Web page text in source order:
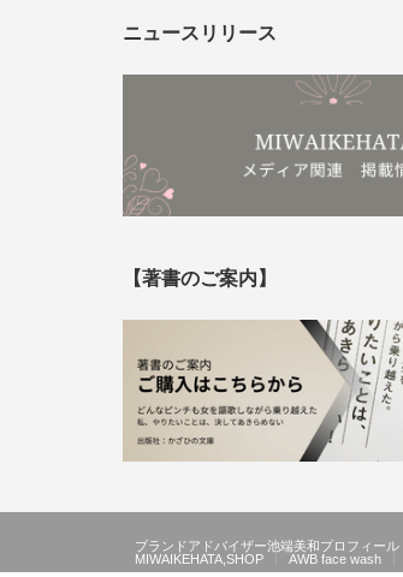
ニュースリリース
【著書のご案内】
ブランドアドバイザー池端美和プロフィール
MIWAIKEHATA,SHOP
AWB face wash